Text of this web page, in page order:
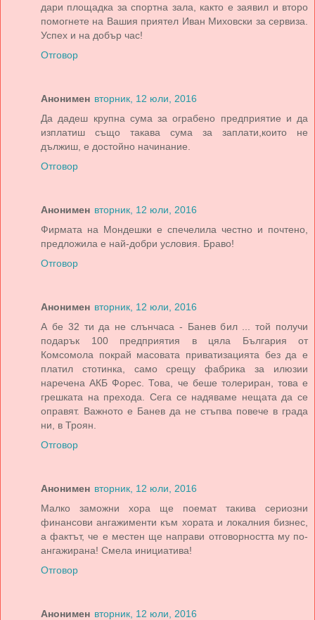
дари площадка за спортна зала, както е заявил и второ
помогнете на Вашия приятел Иван Миховски за сервиза.
Успех и на добър час!
Отговор
Анонимен вторник, 12 юли, 2016
Да дадеш крупна сума за ограбено предприятие и да
изплатиш също такава сума за заплати,които не
дължиш, е достойно начинание.
Отговор
Анонимен вторник, 12 юли, 2016
Фирмата на Мондешки е спечелила честно и почтено,
предложила е най-добри условия. Браво!
Отговор
Анонимен вторник, 12 юли, 2016
А бе 32 ти да не слънчаса - Банев бил ... той получи
подарък 100 предприятия в цяла България от
Комсомола покрай масовата приватизацията без да е
платил стотинка, само срещу фабрика за илюзии
наречена АКБ Форес. Това, че беше толериран, това е
грешката на прехода. Сега се надяваме нещата да се
оправят. Важното е Банев да не стъпва повече в града
ни, в Троян.
Отговор
Анонимен вторник, 12 юли, 2016
Малко заможни хора ще поемат такива сериозни
финансови ангажименти към хората и локалния бизнес,
а фактът, че е местен ще направи отговорността му по-
ангажирана! Смела инициатива!
Отговор
Анонимен вторник, 12 юли, 2016